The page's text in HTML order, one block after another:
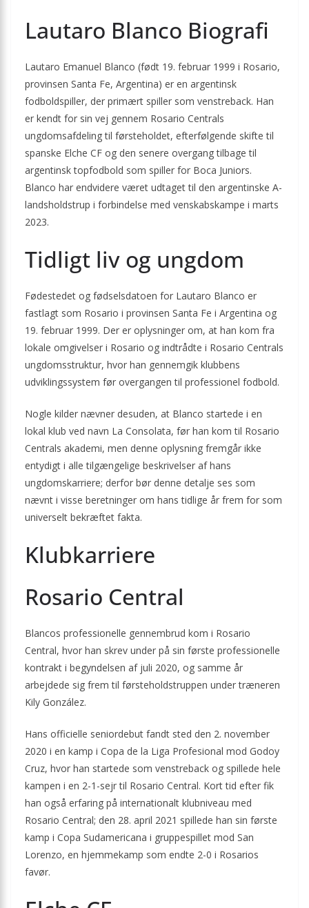
Lautaro Blanco Biografi
Lautaro Emanuel Blanco (født 19. februar 1999 i Rosario,
provinsen Santa Fe, Argentina) er en argentinsk
fodboldspiller, der primært spiller som venstreback. Han
er kendt for sin vej gennem Rosario Centrals
ungdomsafdeling til førsteholdet, efterfølgende skifte til
spanske Elche CF og den senere overgang tilbage til
argentinsk topfodbold som spiller for Boca Juniors.
Blanco har endvidere været udtaget til den argentinske A-
landsholdstrup i forbindelse med venskabskampe i marts
2023.
Tidligt liv og ungdom
Fødestedet og fødselsdatoen for Lautaro Blanco er
fastlagt som Rosario i provinsen Santa Fe i Argentina og
19. februar 1999. Der er oplysninger om, at han kom fra
lokale omgivelser i Rosario og indtrådte i Rosario Centrals
ungdomsstruktur, hvor han gennemgik klubbens
udviklingssystem før overgangen til professionel fodbold.
Nogle kilder nævner desuden, at Blanco startede i en
lokal klub ved navn La Consolata, før han kom til Rosario
Centrals akademi, men denne oplysning fremgår ikke
entydigt i alle tilgængelige beskrivelser af hans
ungdomskarriere; derfor bør denne detalje ses som
nævnt i visse beretninger om hans tidlige år frem for som
universelt bekræftet fakta.
Klubkarriere
Rosario Central
Blancos professionelle gennembrud kom i Rosario
Central, hvor han skrev under på sin første professionelle
kontrakt i begyndelsen af juli 2020, og samme år
arbejdede sig frem til førsteholdstruppen under træneren
Kily González.
Hans officielle seniordebut fandt sted den 2. november
2020 i en kamp i Copa de la Liga Profesional mod Godoy
Cruz, hvor han startede som venstreback og spillede hele
kampen i en 2-1-sejr til Rosario Central. Kort tid efter fik
han også erfaring på internationalt klubniveau med
Rosario Central; den 28. april 2021 spillede han sin første
kamp i Copa Sudamericana i gruppespillet mod San
Lorenzo, en hjemmekamp som endte 2-0 i Rosarios
favør.